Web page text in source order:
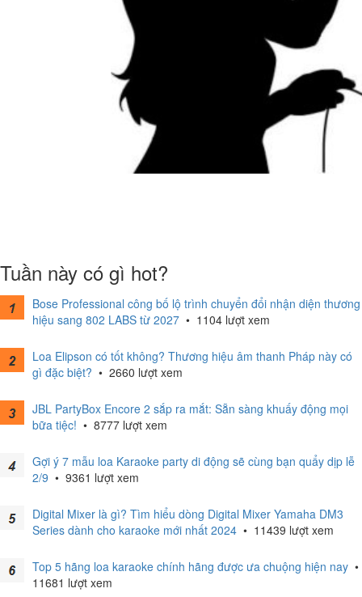
Tuần này có gì hot?
Bose Professional công bố lộ trình chuyển đổi nhận diện thương
hiệu sang 802 LABS từ 2027 • 1104 lượt xem
Loa Elipson có tốt không? Thương hiệu âm thanh Pháp này có
gì đặc biệt? • 2660 lượt xem
JBL PartyBox Encore 2 sắp ra mắt: Sẵn sàng khuấy động mọi
bữa tiệc! • 8777 lượt xem
Gợi ý 7 mẫu loa Karaoke party di động sẽ cùng bạn quẩy dịp lễ
2/9 • 9361 lượt xem
Digital Mixer là gì? Tìm hiểu dòng Digital Mixer Yamaha DM3
Series dành cho karaoke mới nhất 2024 • 11439 lượt xem
Top 5 hãng loa karaoke chính hãng được ưa chuộng hiện nay •
11681 lượt xem